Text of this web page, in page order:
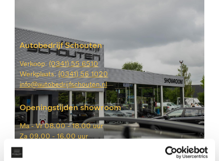
Autobedrijf Schouten
Verkoop:(0341) 55 6510
Werkplaats: (0341) 56 1020
info@autobedrijfschouten.nl
Openingstijden showroom
Ma -Vr 08.00 - 18.00 uur
Za 09.00 - 16.00 uur